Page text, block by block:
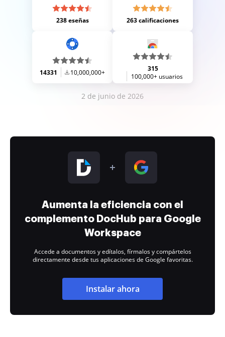
238 eseñas 263 calificaciones
14331 10,000,000+
315
100,000+ usuarios
2 de junio de 2026
Aumenta la eficiencia con el
complemento DocHub para Google
Workspace
Accede a documentos y edítalos, fírmalos y compártelos
directamente desde tus aplicaciones de Google favoritas.
Instalar ahora